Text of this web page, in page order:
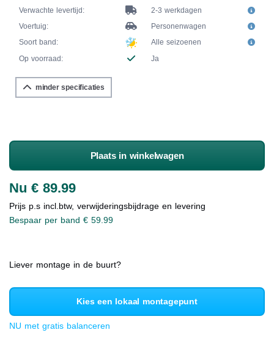
Verwachte levertijd:
2-3 werkdagen
Voertuig:
Personenwagen
Soort band:
Alle seizoenen
Op voorraad:
Ja
minder specificaties
Plaats in winkelwagen
Nu € 89.99
Prijs p.s incl.btw, verwijderingsbijdrage en levering
Bespaar per band € 59.99
Liever montage in de buurt?
Kies een lokaal montagepunt
NU met gratis balanceren